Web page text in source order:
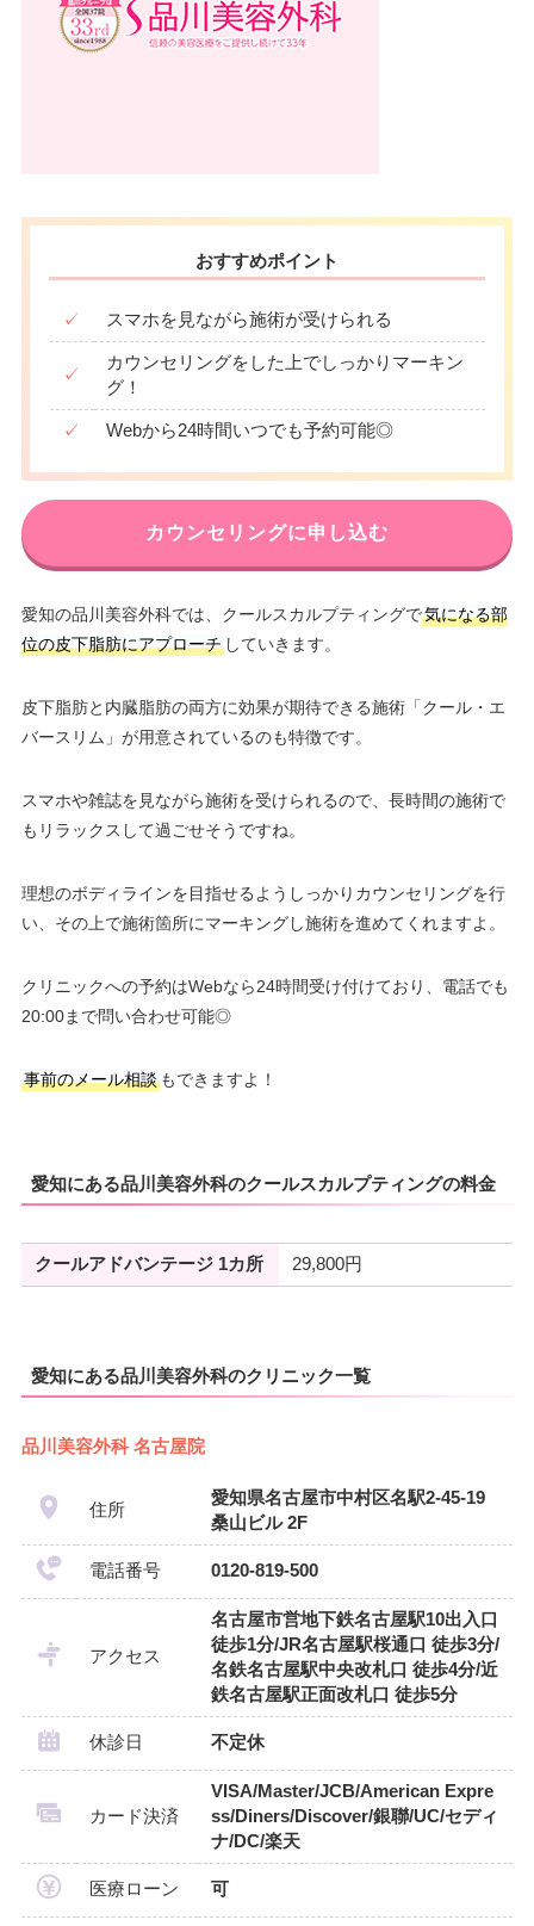
おすすめポイント
✓ スマホを見ながら施術が受けられる
✓
カウンセリングをした上でしっかりマーキン
グ！
✓ Webから24時間いつでも予約可能◎
カウンセリングに申し込む
愛知の品川美容外科では、クールスカルプティングで気になる部
位の皮下脂肪にアプローチしていきます。
皮下脂肪と内臓脂肪の両方に効果が期待できる施術「クール・エ
バースリム」が用意されているのも特徴です。
スマホや雑誌を見ながら施術を受けられるので、長時間の施術で
もリラックスして過ごせそうですね。
理想のボディラインを目指せるようしっかりカウンセリングを行
い、その上で施術箇所にマーキングし施術を進めてくれますよ。
クリニックへの予約はWebなら24時間受け付けており、電話でも
20:00まで問い合わせ可能◎
事前のメール相談もできますよ！
愛知にある品川美容外科のクールスカルプティングの料金
クールアドバンテージ 1カ所 29,800円
愛知にある品川美容外科のクリニック一覧
品川美容外科 名古屋院
住所
愛知県名古屋市中村区名駅2-45-19
桑山ビル 2F
電話番号 0120-819-500
アクセス
名古屋市営地下鉄名古屋駅10出入口
徒歩1分/JR名古屋駅桜通口 徒歩3分/
名鉄名古屋駅中央改札口 徒歩4分/近
鉄名古屋駅正面改札口 徒歩5分
休診日 不定休
カード決済
VISA/Master/JCB/American Expre
ss/Diners/Discover/銀聯/UC/セディ
ナ/DC/楽天
医療ローン 可